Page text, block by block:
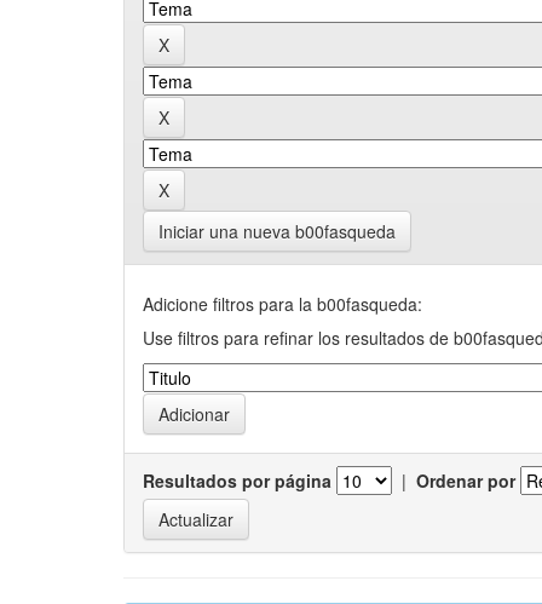
Iniciar una nueva b00fasqueda
Adicione filtros para la b00fasqueda:
Use filtros para refinar los resultados de
Resultados por página | Ordenar por